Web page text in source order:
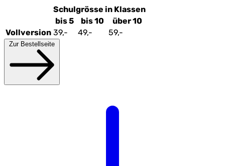
Schulgrösse in Klassen
bis 5
bis 10
über 10
Vollversion 39,- 49,- 59,-